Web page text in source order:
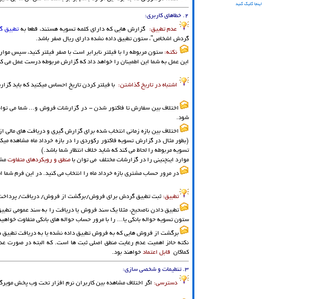
اینجا کلیک کنید
2. خطاهای کاربری:
عدم تطبیق: گزارش هایی که دارای کلمه تسویه هستند، قطعا به
گردش اشخاص"، ستون تطبیق داده نشده دارای ریال صفر باشد.
نکته: ستون مربوطه را با فیلتر نابرابر است با صفر فیلتر کنید، سپس
این عمل به شما این اطمینان را خواهد داد که گزارش مربوطه درست عمل می
اشتباه در تاریخ گذاشتن: با فیلتر کردن تاریخ احساس میکنید که باید
اختلاف بین سفارش تا فاکتور شدن - در گزارشات فروش و... شما می
شود.
اختلاف بین بازه زمانی انتخاب شده برای گزارش گیری و دریافت های مالی
(بطور مثال در گزارش تسویه فاکتور رکوردی را در بازه خرداد ماه
تسویه مربوطه را لحاظ می کند که شاید خلاف انتظار شما باشد.)
موارد اینچنینی را در گزارشات مختلف می توان با منطق و رویکردهای متفاوت
در مرور حساب مشتری بازه خرداد ماه را انتخاب می کنید. در این فرم شما
تطبیق:ثبت تطبیق گردش برای فروش/برگشت از فروش/ دریافت/ پرداخت
تطبیق دادن ناصحیح، مثلا یک سند فروش یا دریافت را به سند عمومی
ستون تسویه حواله بانکی یا... را با مرور حساب حواله های بانکی متفاوت
برگشت از فروش هایی که به فروش تطبیق داده نشده یا به دریافت
نکته حائز اهمیت عدم رعایت منطق اصلی ثبت ها است. که البته در صورت
کماکان قابل اعتمادخواهند بود.
3. تنطیمات و شخصی سازی:
دسترسی: اگر اختلاف مشاهده بین کاربران نرم افزار تحت وب پخش